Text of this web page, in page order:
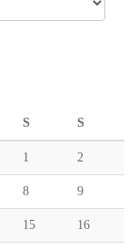
S S
1 2
8 9
15 16